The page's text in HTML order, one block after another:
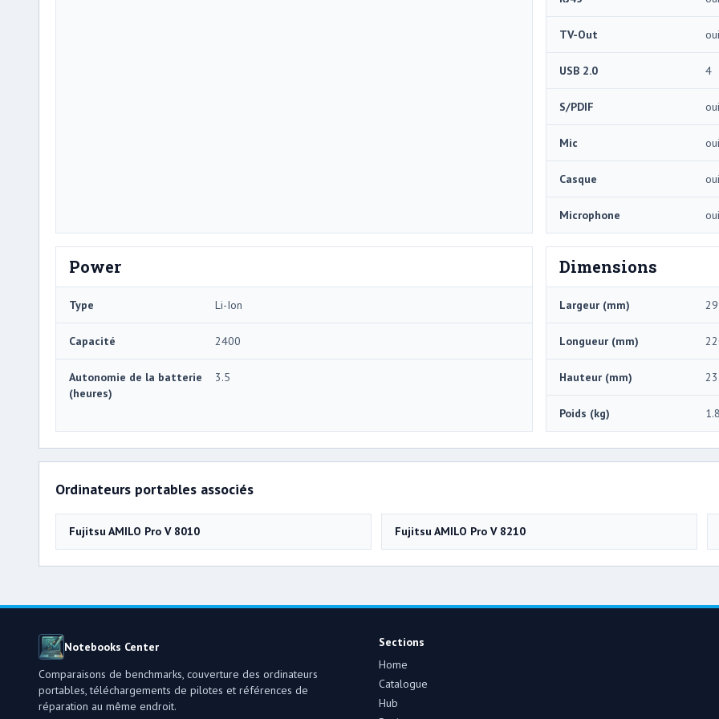
TV-Out oui
USB 2.0 4
S/PDIF oui
Mic oui
Casque oui
Microphone oui
Power
Type Li-Ion
Capacité 2400
Autonomie de la batterie
(heures)
3.5
Dimensions
Largeur (mm)
Longueur (mm)
Hauteur (mm)
Poids (kg) 1.8
Ordinateurs portables associés
Fujitsu AMILO Pro V 8010 Fujitsu AMILO Pro V 8210
Notebooks Center
Comparaisons de benchmarks, couverture des ordinateurs
portables, téléchargements de pilotes et références de
réparation au même endroit.
Sections
Home
Catalogue
Hub